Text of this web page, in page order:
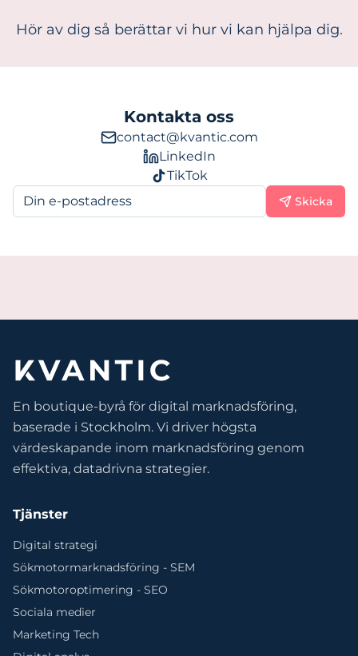
Hör av dig så berättar vi hur vi kan hjälpa dig.
Kontakta oss
contact@kvantic.com
LinkedIn
TikTok
Skicka
En boutique-byrå för digital marknadsföring,
baserade i Stockholm. Vi driver högsta
värdeskapande inom marknadsföring genom
effektiva, datadrivna strategier.
Tjänster
Digital strategi
Sökmotormarknadsföring - SEM
Sökmotoroptimering - SEO
Sociala medier
Marketing Tech